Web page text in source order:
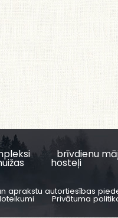
brīvdienu
hosteļi
aprakstu autortiesības
Privātuma